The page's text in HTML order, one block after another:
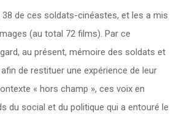
38 de ces soldats-cinéastes, et les a mis
(au total 72 films). Par ce
au présent, mémoire des soldats et
de restituer une expérience de leur
« hors champ », ces voix en
du social et du politique qui a entouré le